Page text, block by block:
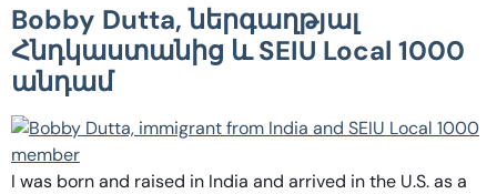
Bobby Dutta, ներգաղթյալ
Հնդկաստանից և SEIU Local 1000
անդամ
I was born and raised in India and arrived in the U.S. as a